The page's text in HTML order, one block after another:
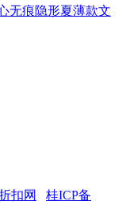
无痕隐形夏薄款文
扣网
桂ICP备